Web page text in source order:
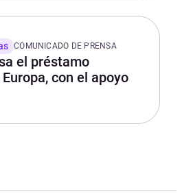
COMUNICADO DE PRENSA
el préstamo
con el apoyo